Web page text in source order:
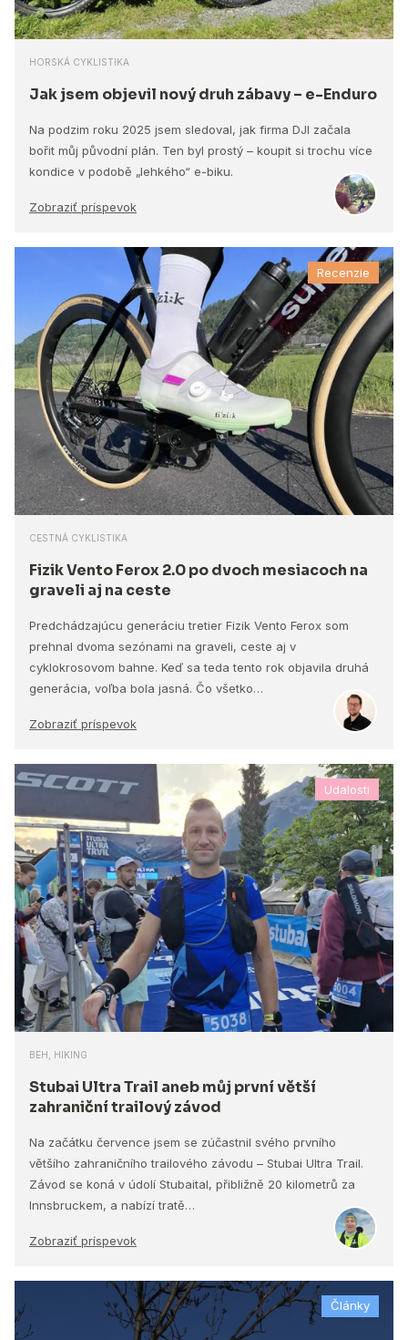
HORSKÁ CYKLISTIKA
Jak jsem objevil nový druh zábavy – e-Enduro
Na podzim roku 2025 jsem sledoval, jak firma DJI začala
bořit můj původní plán. Ten byl prostý – koupit si trochu více
kondice v podobě „lehkého“ e-biku.
Zobraziť príspevok
Recenzie
CESTNÁ CYKLISTIKA
Fizik Vento Ferox 2.0 po dvoch mesiacoch na
graveli aj na ceste
Predchádzajúcu generáciu tretier Fizik Vento Ferox som
prehnal dvoma sezónami na graveli, ceste aj v
cyklokrosovom bahne. Keď sa teda tento rok objavila druhá
generácia, voľba bola jasná. Čo všetko…
Zobraziť príspevok
Udalosti
BEH, HIKING
Stubai Ultra Trail aneb můj první větší
zahraniční trailový závod
Na začátku července jsem se zúčastnil svého prvního
většího zahraničního trailového závodu – Stubai Ultra Trail.
Závod se koná v údolí Stubaital, přibližně 20 kilometrů za
Innsbruckem, a nabízí tratě…
Zobraziť príspevok
Články